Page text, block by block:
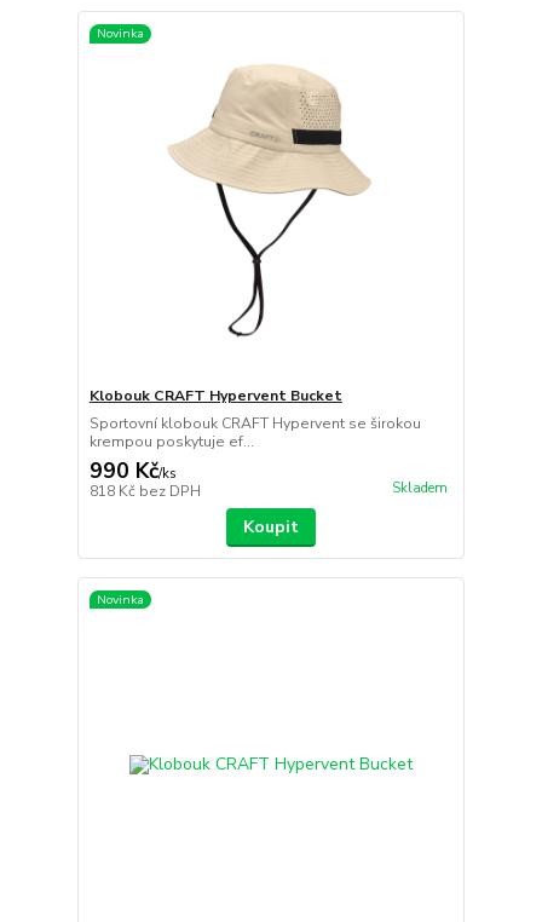
Novinka
Klobouk CRAFT Hypervent Bucket
Sportovní klobouk CRAFT Hypervent se širokou
krempou poskytuje ef...
990 Kč/ks
818 Kč bez DPH Skladem
Koupit
Novinka